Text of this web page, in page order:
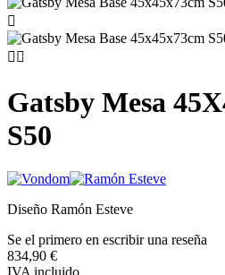

 
Gatsby Mesa
S50
Diseño Ramón Esteve
Se el primero en escribir una reseña
834,90 €
IVA incluido